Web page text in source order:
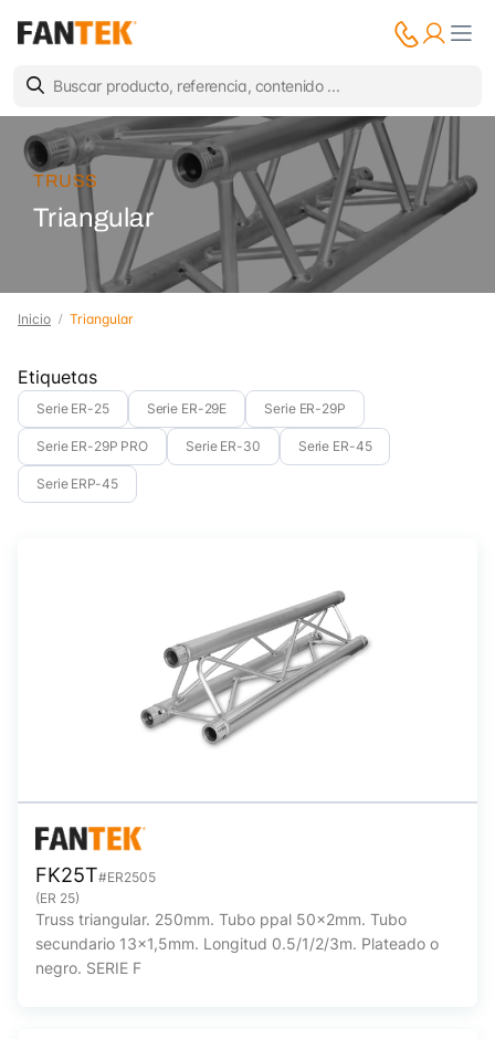
TRUSS
Triangular
Inicio Triangular
Etiquetas
Serie ER-25 Serie ER-29E Serie ER-29P
Serie ER-29P PRO Serie ER-30 Serie ER-45
Serie ERP-45
FK25T#ER2505
(ER 25)
Truss triangular. 250mm. Tubo ppal 50x2mm. Tubo
secundario 13x1,5mm. Longitud 0.5/1/2/3m. Plateado o
negro. SERIE F